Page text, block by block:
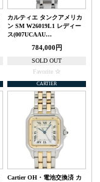
カルティエ タンクアメリカ
ン SM W26019L1 レディー
ス(007UCAAU…
784,000円
SOLD OUT
Favorite
CARTIER
Cartier OH・電池交換済 カ